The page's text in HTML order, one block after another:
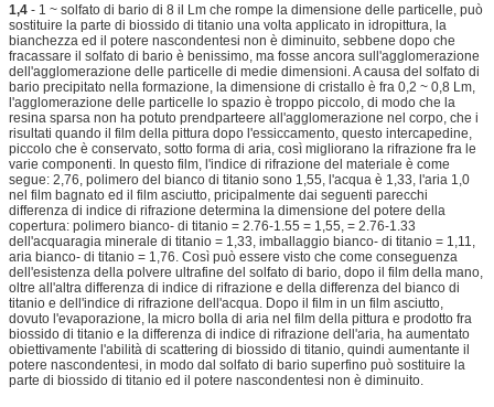
1,4 - 1 ~ solfato di bario di 8 il Lm che rompe la dimensione delle particelle, può
sostituire la parte di biossido di titanio una volta applicato in idropittura, la
bianchezza ed il potere nascondentesi non è diminuito, sebbene dopo che
fracassare il solfato di bario è benissimo, ma fosse ancora sull'agglomerazione
dell'agglomerazione delle particelle di medie dimensioni. A causa del solfato di
bario precipitato nella formazione, la dimensione di cristallo è fra 0,2 ~ 0,8 Lm,
l'agglomerazione delle particelle lo spazio è troppo piccolo, di modo che la
resina sparsa non ha potuto prendparteere all'agglomerazione nel corpo, che i
risultati quando il film della pittura dopo l'essiccamento, questo intercapedine,
piccolo che è conservato, sotto forma di aria, così migliorano la rifrazione fra le
varie componenti. In questo film, l'indice di rifrazione del materiale è come
segue: 2,76, polimero del bianco di titanio sono 1,55, l'acqua è 1,33, l'aria 1,0
nel film bagnato ed il film asciutto, pricipalmente dai seguenti parecchi
differenza di indice di rifrazione determina la dimensione del potere della
copertura: polimero bianco- di titanio = 2.76-1.55 = 1,55, = 2.76-1.33
dell'acquaragia minerale di titanio = 1,33, imballaggio bianco- di titanio = 1,11,
aria bianco- di titanio = 1,76. Così può essere visto che come conseguenza
dell'esistenza della polvere ultrafine del solfato di bario, dopo il film della mano,
oltre all'altra differenza di indice di rifrazione e della differenza del bianco di
titanio e dell'indice di rifrazione dell'acqua. Dopo il film in un film asciutto,
dovuto l'evaporazione, la micro bolla di aria nel film della pittura e prodotto fra
biossido di titanio e la differenza di indice di rifrazione dell'aria, ha aumentato
obiettivamente l'abilità di scattering di biossido di titanio, quindi aumentante il
potere nascondentesi, in modo dal solfato di bario superfino può sostituire la
parte di biossido di titanio ed il potere nascondentesi non è diminuito.